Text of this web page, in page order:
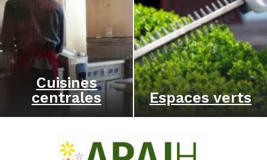
Cuisines
centrales
Espaces verts